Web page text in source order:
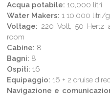
Acqua potabile: 10,000 litri
Water Makers: 1 10,000 litri/
Voltage: 220 Volt, 50 Hertz
room
Cabine: 8
Bagni: 8
Ospiti: 16
Equipaggio: 16 + 2 cruise
Navigazione e